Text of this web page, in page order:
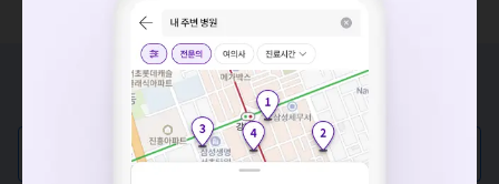
증상/치료, 궁금한 점이 있나요?
의사가 직접 답해드려요!
💬 무엇이든 물어보세요
요청하신 작업을 처리하지 못했습니다.
네트워크 또는 서버의 일시적인 오류로, 잠시 후 다시 시도해주
세요. 지속적으로 문제가 발생할 경우 모두닥 채널톡으로 문의